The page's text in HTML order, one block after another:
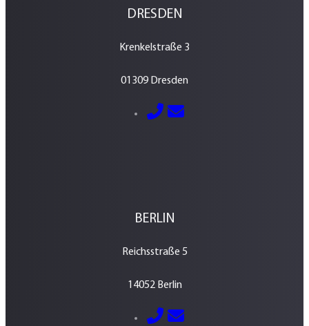
DRESDEN
Krenkelstraße 3
01309 Dresden
0351 – 213 037 70
E-Mail senden
BERLIN
Reichsstraße 5
14052 Berlin
030 – 700 800 760
E-Mail senden